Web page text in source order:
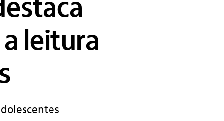
leitura